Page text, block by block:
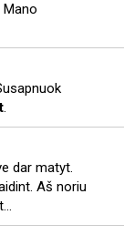
Mano
.
dar matyt.
Aš noriu